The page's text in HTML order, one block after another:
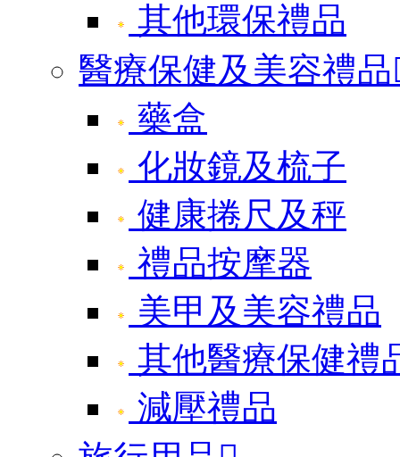
其他環保禮品
醫療保健及美容禮品
藥盒
化妝鏡及梳子
健康捲尺及秤
禮品按摩器
美甲及美容禮品
其他醫療保健禮
減壓禮品